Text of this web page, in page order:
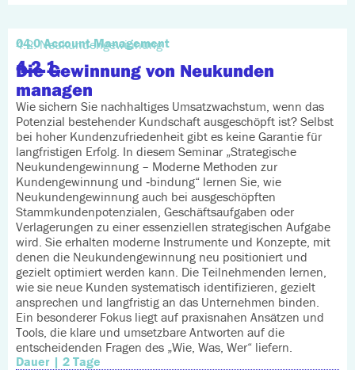
04.0 Account Management
4.2. Neukundengewinnung
4.2.1.
Die Gewinnung von Neukunden
managen
Wie sichern Sie nachhaltiges Umsatzwachstum, wenn das
Potenzial bestehender Kundschaft ausgeschöpft ist? Selbst
bei hoher Kundenzufriedenheit gibt es keine Garantie für
langfristigen Erfolg. In diesem Seminar „Strategische
Neukundengewinnung – Moderne Methoden zur
Kundengewinnung und ‑bindung“ lernen Sie, wie
Neukundengewinnung auch bei ausgeschöpften
Stammkundenpotenzialen, Geschäftsaufgaben oder
Verlagerungen zu einer essenziellen strategischen Aufgabe
wird. Sie erhalten moderne Instrumente und Konzepte, mit
denen die Neukundengewinnung neu positioniert und
gezielt optimiert werden kann. Die Teilnehmenden lernen,
wie sie neue Kunden systematisch identifizieren, gezielt
ansprechen und langfristig an das Unternehmen binden.
Ein besonderer Fokus liegt auf praxisnahen Ansätzen und
Tools, die klare und umsetzbare Antworten auf die
entscheidenden Fragen des „Wie, Was, Wer“ liefern.
Dauer | 2 Tage